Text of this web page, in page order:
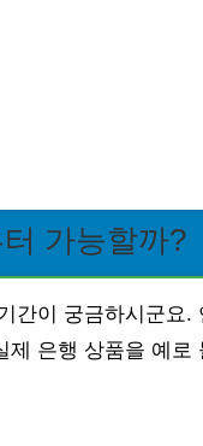
가능할까?
간이 궁금하시군요.
제 은행 상품을 예로